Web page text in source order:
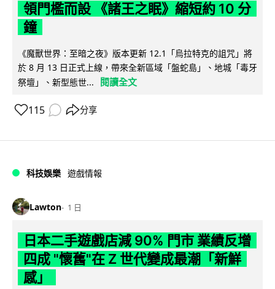
領門檻而設 《諸王之眠》縮短約 10 分
鐘
《魔獸世界：至暗之夜》版本更新 12.1「烏拉特克的詛咒」將
於 8 月 13 日正式上線，帶來全新區域「盤蛇島」、地城「毒牙
祭壇」、新型態世...
閱讀全文
115 分享
科技娛樂 遊戲情報
Lawton 1 日
日本二手遊戲店減 90% 門市 業績反增
四成 "懷舊"在 Z 世代變成最潮「新鮮
感」